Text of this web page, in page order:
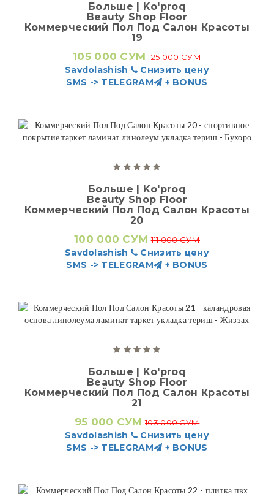
Больше | Ko'proq
Beauty Shop Floor
Коммерческий Пол Под Салон Красоты
19
105 000 СУМ 125 000 СУМ
Savdolashish
Снизить цену
SMS -> TELEGRAM
+ BONUS
Больше | Ko'proq
Beauty Shop Floor
Коммерческий Пол Под Салон Красоты
20
100 000 СУМ 111 000 СУМ
Savdolashish
Снизить цену
SMS -> TELEGRAM
+ BONUS
Больше | Ko'proq
Beauty Shop Floor
Коммерческий Пол Под Салон Красоты
21
95 000 СУМ 103 000 СУМ
Savdolashish
Снизить цену
SMS -> TELEGRAM
+ BONUS